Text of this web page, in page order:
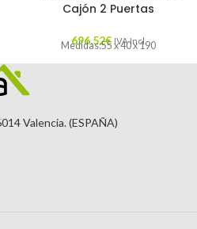
Cajón 2 Puertas
696,52€ IVA Incl.
Medidas:55 x 40 x 190
Valencia. (ESPAÑA)